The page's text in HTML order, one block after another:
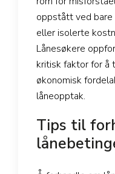
oppstått ved
eller isolerte
Lånesøkere
kritisk faktor for å
økonomisk
låneopptak.
Tips til